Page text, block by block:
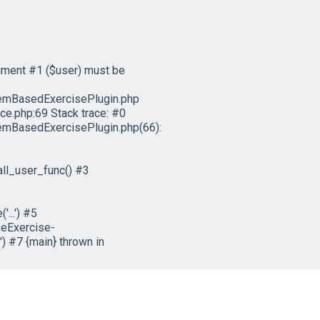
#1 ($user) must be
Stack trace: #0
#3
#5
#7 {main} thrown in